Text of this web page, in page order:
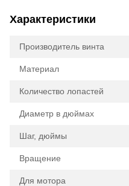
Характеристики
Производитель винта
Материал
Количество лопастей
Диаметр в дюймах
Шаг, дюймы
Вращение
Для мотора